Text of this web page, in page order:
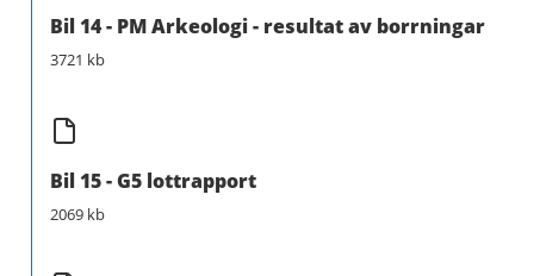
Bil 14 - PM Arkeologi - resultat av borrningar
3721 kb
Bil 15 - G5 lottrapport
2069 kb